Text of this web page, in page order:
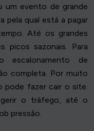
um evento de grande
pela qual está a pagar
Até os grandes
picos sazonais. Para
escalonamento de
completa. Por muito
pode fazer cair o site.
gerir o tráfego, até o
pressão.